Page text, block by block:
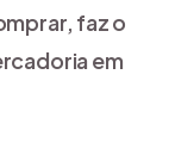
faz o
em